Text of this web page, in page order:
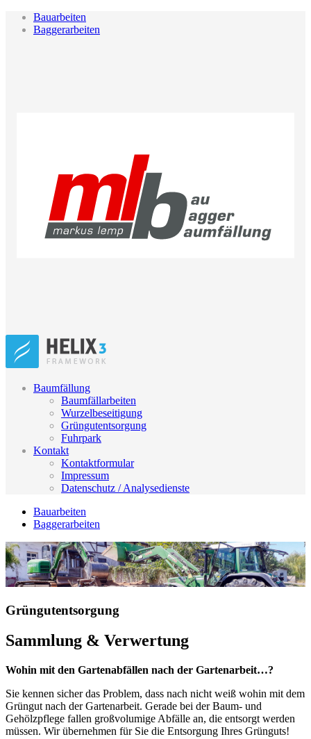
Bauarbeiten
Baggerarbeiten
Baumfällung
Baumfällarbeiten
Wurzelbeseitigung
Grüngutentsorgung
Fuhrpark
Kontakt
Kontaktformular
Impressum
Datenschutz / Analysedienste
Bauarbeiten
Baggerarbeiten
Grüngutentsorgung
Sammlung & Verwertung
Wohin mit den Gartenabfällen nach der Gartenarbeit…?
Sie kennen sicher das Problem, dass nach nicht weiß wohin mit dem
Grüngut nach der Gartenarbeit. Gerade bei der Baum- und
Gehölzpflege fallen großvolumige Abfälle an, die entsorgt werden
müssen. Wir übernehmen für Sie die Entsorgung Ihres Grünguts!